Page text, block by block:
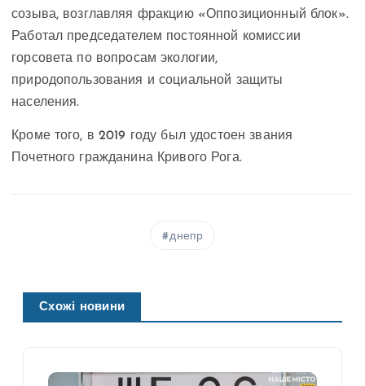
созыва, возглавляя фракцию «Оппозиционный блок».
Работал председателем постоянной комиссии
горсовета по вопросам экологии,
природопользования и социальной защиты
населения.
Кроме того, в 2019 году был удостоен звания
Почетного гражданина Кривого Рога.
днепр
Схожі новини